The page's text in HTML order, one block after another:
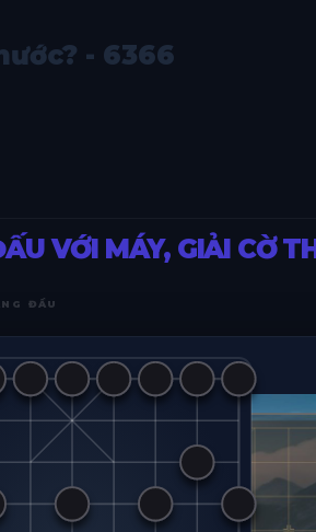
- 6366
VỚI MÁY, GIẢI CỜ
ĐẦU